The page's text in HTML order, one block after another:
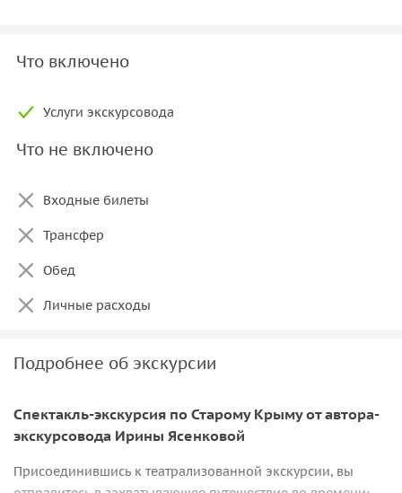
Что включено
Услуги экскурсовода
Что не включено
Входные билеты
Трансфер
Обед
Личные расходы
Подробнее об экскурсии
Спектакль-экскурсия по Старому Крыму от автора-
экскурсовода Ирины Ясенковой
Присоединившись к театрализованной экскурсии, вы